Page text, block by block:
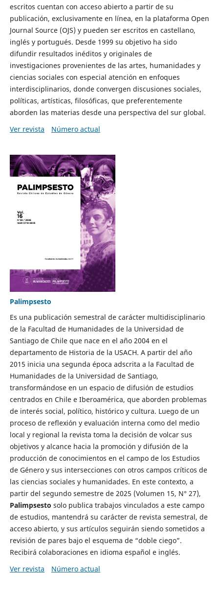
escritos cuentan con acceso abierto a partir de su
publicación, exclusivamente en línea, en la plataforma Open
Journal Source (OJS) y pueden ser escritos en castellano,
inglés y portugués. Desde 1999 su objetivo ha sido
difundir resultados inéditos y originales de
investigaciones provenientes de las artes, humanidades y
ciencias sociales con especial atención en enfoques
interdisciplinarios, donde convergen discusiones sociales,
políticas, artísticas, filosóficas, que preferentemente
aborden las materias desde una perspectiva del sur global.
Ver revista
Número actual
Palimpsesto
Es una publicación semestral de carácter multidisciplinario
de la Facultad de Humanidades de la Universidad de
Santiago de Chile que nace en el año 2004 en el
departamento de Historia de la USACH. A partir del año
2015 inicia una segunda época adscrita a la Facultad de
Humanidades de la Universidad de Santiago,
transformándose en un espacio de difusión de estudios
centrados en Chile e Iberoamérica, que aborden problemas
de interés social, político, histórico y cultura. Luego de un
proceso de reflexión y evaluación interna como del medio
local y regional la revista toma la decisión de volcar sus
objetivos y alcance hacia la promoción y difusión de la
producción de conocimientos en el campo de los Estudios
de Género y sus intersecciones con otros campos críticos de
las ciencias sociales y humanidades. En este contexto, a
partir del segundo semestre de 2025 (Volumen 15, N° 27),
Palimpsesto solo publica trabajos vinculados a este campo
de estudios, mantendrá su carácter de revista semestral, de
acceso abierto, y sus artículos seguirán siendo sometidos a
revisión de pares bajo el esquema de “doble ciego”.
Recibirá colaboraciones en idioma español e inglés.
Ver revista
Número actual